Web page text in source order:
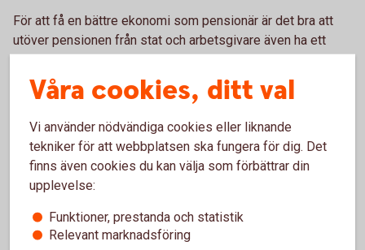
För att få en bättre ekonomi som pensionär är det bra att
utöver pensionen från stat och arbetsgivare även ha ett
eget pensionssparande. Börja gärna spara till din pension
på en gång när du börjar arbeta och får en egen inkomst.
belopp kan du spara varje månad. Och även mindre belopp
växer sig större över tid, säger Madelén.
Ett bra riktmärke kan vara att börja att spara 500 kronor per
ålder och 2 000 kronor per månad vid 45 års ålder. Börjar du
spara senare behöver beloppet vara högre.
Våra cookies, ditt val
Vi använder nödvändiga cookies eller liknande
tekniker för att webbplatsen ska fungera för dig. Det
finns även cookies du kan välja som förbättrar din
upplevelse:
Funktioner, prestanda och statistik
Relevant marknadsföring